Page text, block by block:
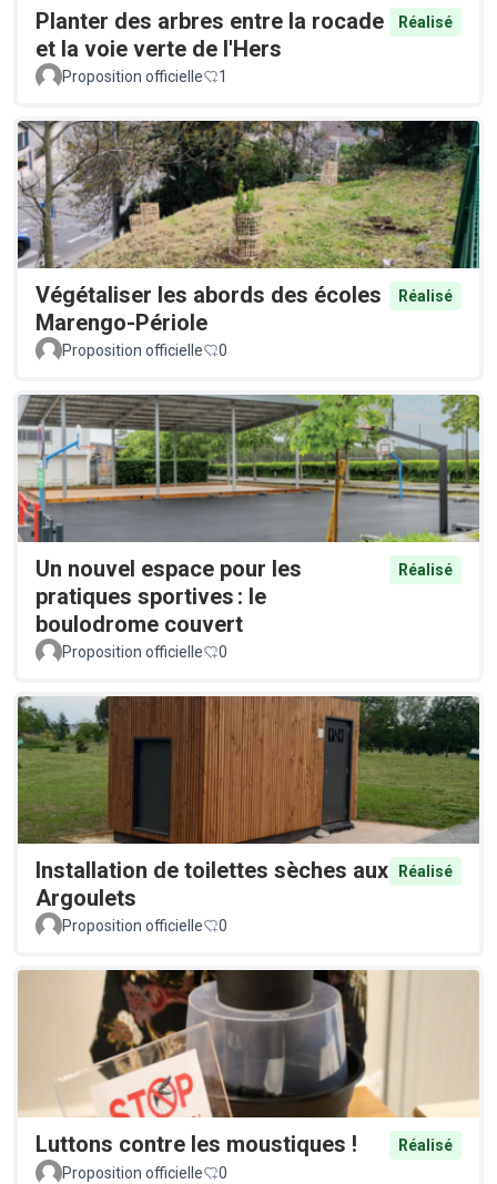
Planter des arbres entre la rocade
et la voie verte de l'Hers
Réalisé
Proposition officielle 1
Végétaliser les abords des écoles
Marengo-Périole
Réalisé
Proposition officielle 0
Un nouvel espace pour les
pratiques sportives : le
boulodrome couvert
Réalisé
Proposition officielle 0
Installation de toilettes sèches aux
Argoulets
Réalisé
Proposition officielle 0
Luttons contre les moustiques !
Réalisé
Proposition officielle
0